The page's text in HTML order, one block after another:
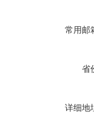
常用邮
省
详细地